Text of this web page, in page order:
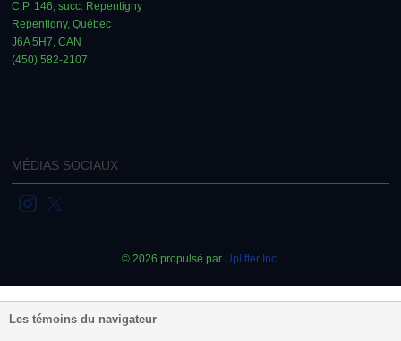
Les témoins du navigateur
C.P. 146, succ. Repentigny
Repentigny, Québec
J6A 5H7, CAN
(450) 582-2107
MÉDIAS SOCIAUX
© 2026 propulsé par Uplifter Inc.